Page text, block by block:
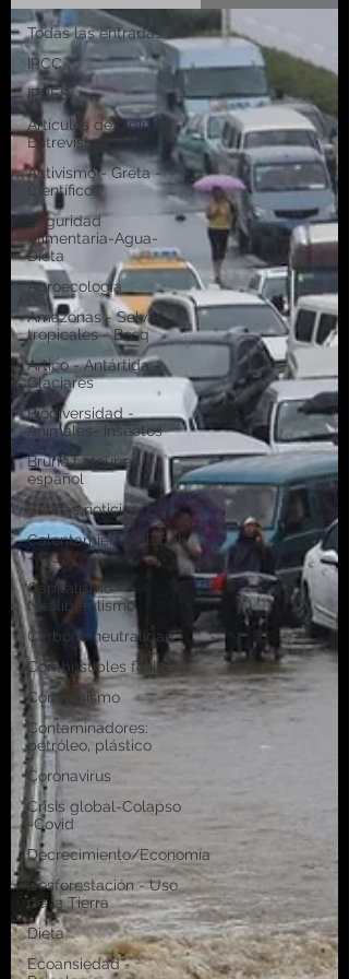
Todas las entradas
IPCC
IPBES
Artículos de Opinión -
Entrevistas
Activismo - Greta -
Científicos
Seguridad
Alimentaria-Agua-
Dieta
Agroecología
Amazonas - Selvas
tropicales - Bosq
Artico - Antártida -
Glaciares
Biodiversidad -
Animales- Insectos
Bruno Latour en
español
Buenas noticias
Calentamiento global
- CO2
Capitalismo -
Neoliberalismo
Carbono neutralidad
Combustibles fósiles
Consumismo
Contaminadores:
petróleo, plástico
Coronavirus
Crisis global-Colapso
-Covid
Decrecimiento/Economía
Desforestación - Uso
de la Tierra
Dieta
Ecoansiedad -